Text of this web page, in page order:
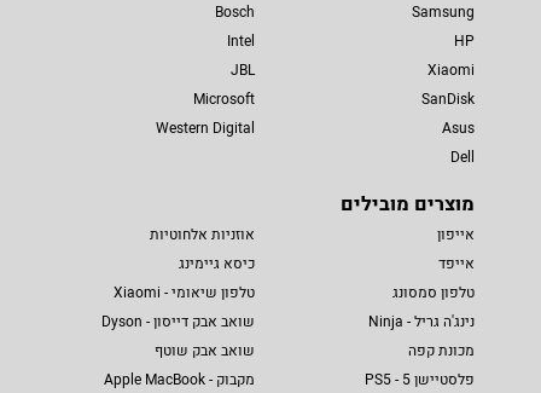
Samsung
HP
Xiaomi
SanDisk
Asus
Dell
Bosch
Intel
JBL
Microsoft
Western Digital
מוצרים מובילים
אייפון
אייפד
טלפון סמסונג
נינג'ה גריל - Ninja
מכונת קפה
פלסטיישן 5 - PS5
אוזניות אלחוטיות
כיסא גיימינג
טלפון שיאומי - Xiaomi
שואב אבק דייסון - Dyson
שואב אבק שוטף
מקבוק - Apple MacBook